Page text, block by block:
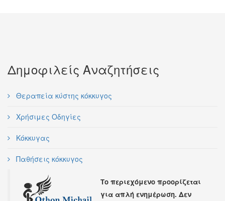
Δημοφιλείς Αναζητήσεις
Θεραπεία κύστης κόκκυγος
Χρήσιμες Οδηγίες
Κόκκυγας
Παθήσεις κόκκυγος
Το περιεχόμενο προορίζεται
για απλή ενημέρωση. Δεν